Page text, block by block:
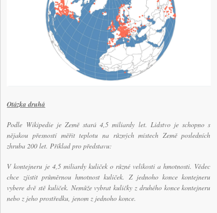
Otázka druhá
Podle Wikipedie je Země stará 4,5 miliardy let. Lidstvo je schopno s
nějakou přesností měřit teplotu na různých místech Země posledních
zhruba 200 let. Příklad pro představu:
V kontejneru je 4,5 miliardy kuliček o různé velikosti a hmotnosti. Vědec
chce zjistit průměrnou hmotnost kuliček. Z jednoho konce kontejneru
vybere dvě stě kuliček. Nemůže vybrat kuličky z druhého konce kontejneru
nebo z jeho prostředku, jenom z jednoho konce.